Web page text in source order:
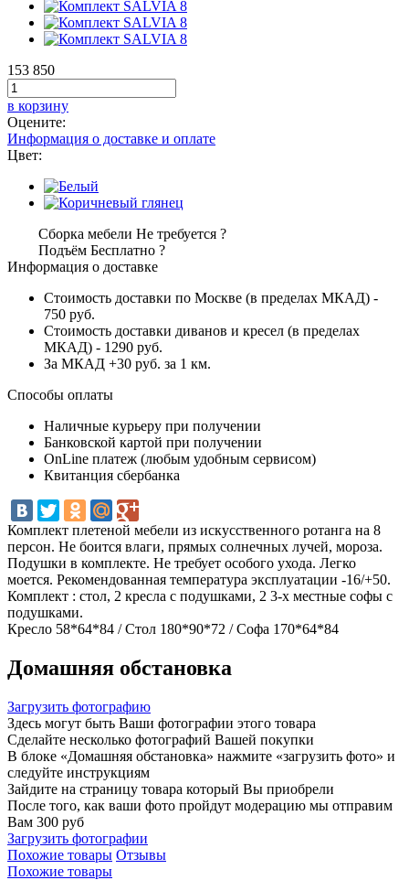
153 850
в корзину
Оцените:
Информация о доставке и оплате
Цвет:
Сборка мебели Не требуется ?
Подъём Бесплатно ?
Информация о доставке
Стоимость доставки по Москве (в пределах МКАД) -
750 руб.
Стоимость доставки диванов и кресел (в пределах
МКАД) - 1290 руб.
За МКАД +30 руб. за 1 км.
Способы оплаты
Наличные курьеру при получении
Банковской картой при получении
OnLine платеж (любым удобным сервисом)
Квитанция сбербанка
Комплект плетеной мебели из искусственного ротанга на 8
персон. Не боится влаги, прямых солнечных лучей, мороза.
Подушки в комплекте. Не требует особого ухода. Легко
моется. Рекомендованная температура эксплуатации -16/+50.
Комплект : стол, 2 кресла с подушками, 2 3-х местные софы с
подушками.
Кресло 58*64*84 / Стол 180*90*72 / Софа 170*64*84
Домашняя обстановка
Загрузить фотографию
Здесь могут быть Ваши фотографии этого товара
Сделайте несколько фотографий Вашей покупки
В блоке «Домашняя обстановка» нажмите «загрузить фото» и
следуйте инструкциям
Зайдите на страницу товара который Вы приобрели
После того, как ваши фото пройдут модерацию мы отправим
Вам 300 руб
Загрузить фотографии
Похожие товары Отзывы
Похожие товары